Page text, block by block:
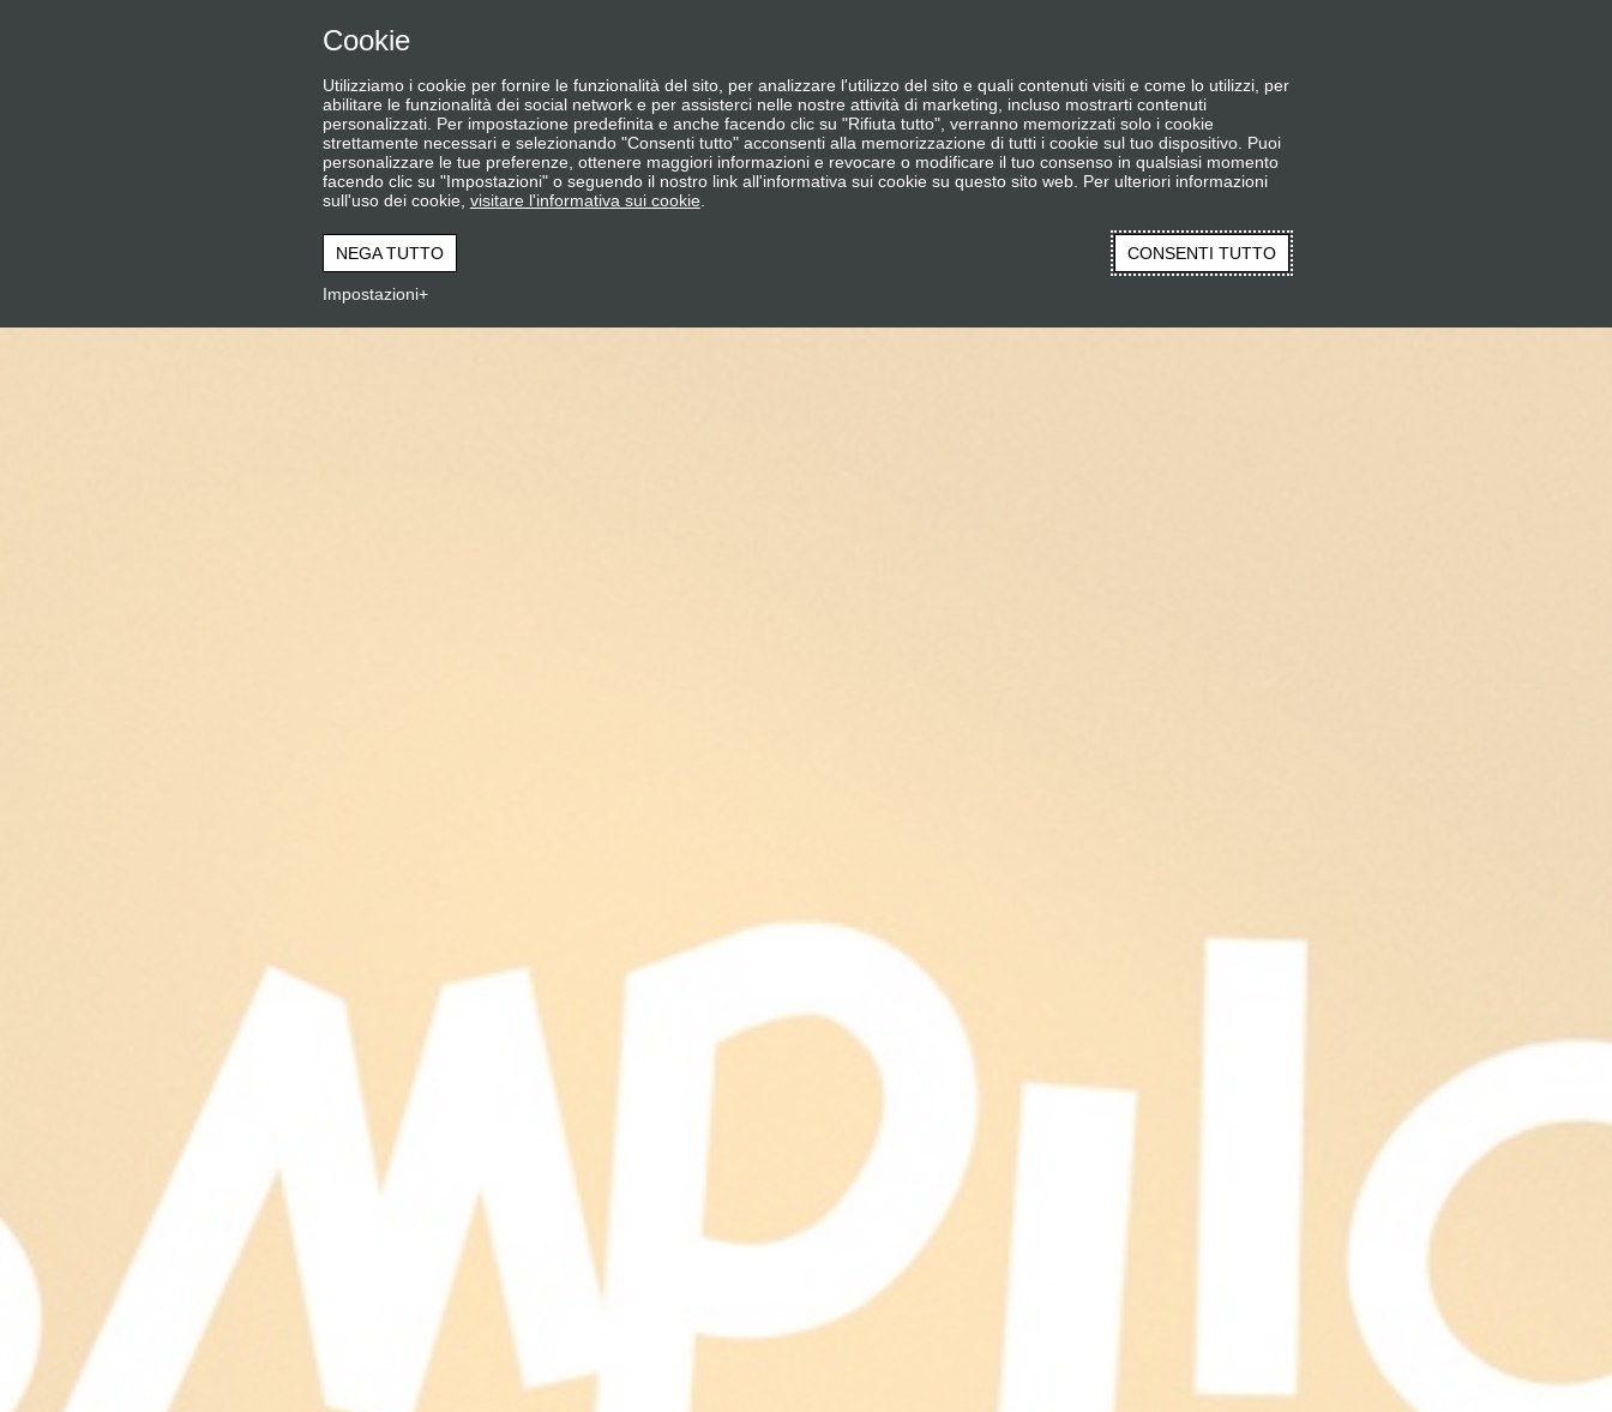
Cookie
Utilizziamo i cookie per fornire le funzionalità del sito, per analizzare l'utilizzo del sito e quali contenuti visiti e come lo utilizzi, per
abilitare le funzionalità dei social network e per assisterci nelle nostre attività di marketing, incluso mostrarti contenuti
personalizzati. Per impostazione predefinita e anche facendo clic su "Rifiuta tutto", verranno memorizzati solo i cookie
strettamente necessari e selezionando "Consenti tutto" acconsenti alla memorizzazione di tutti i cookie sul tuo dispositivo. Puoi
personalizzare le tue preferenze, ottenere maggiori informazioni e revocare o modificare il tuo consenso in qualsiasi momento
facendo clic su "Impostazioni" o seguendo il nostro link all'informativa sui cookie su questo sito web. Per ulteriori informazioni
sull'uso dei cookie, visitare l'informativa sui cookie
CONSENTI TUTTO
NEGA TUTTO
Impostazioni